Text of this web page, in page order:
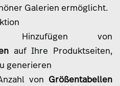
Galerien ermöglicht.
von
auf Ihre Produktseiten,
generieren
von Größentabellen